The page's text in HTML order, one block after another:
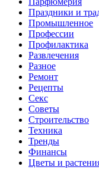
Праздники и
Промышленное
Профессии
Профилактика
Развлечения
Разное
Ремонт
Рецепты
Секс
Советы
Строительство
Техника
Тренды
Финансы
Цветы и